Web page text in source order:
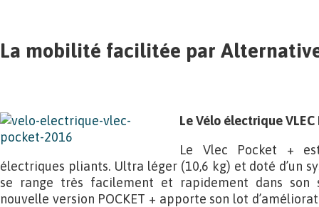
La mobilité facilitée par
Le Vélo électrique VLEC
Le Vlec Pocket +
électriques pliants. Ultra léger (10,6 kg) et doté d’un
se range très facilement et rapidement dans son
nouvelle version POCKET + apporte son lot